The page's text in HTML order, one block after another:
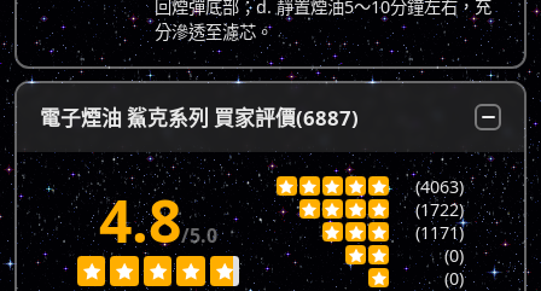
回煙彈底部；d. 靜置煙油5～10分鐘左右，充
分滲透至濾芯。
電子煙油 鯊克系列 買家評價(6887)
4.8/5.0
    
     (4063)
    (1722)
   (1171)
  (0)
 (0)